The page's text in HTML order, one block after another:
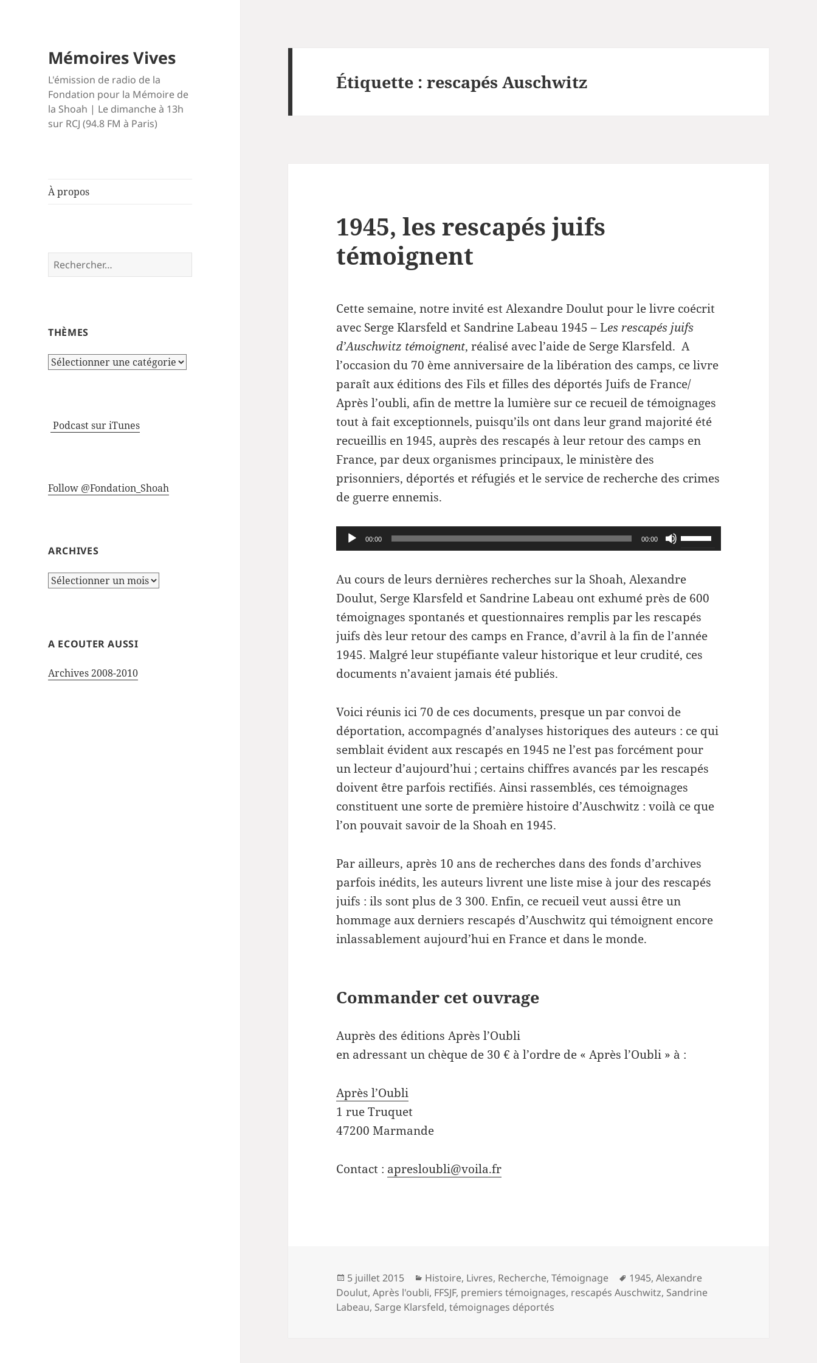
Mémoires Vives
L'émission de radio de la
Fondation pour la Mémoire de
la Shoah | Le dimanche à 13h
sur RCJ (94.8 FM à Paris)
À propos
Rechercher :
THÈMES
Thèmes
Podcast sur iTunes
Follow @Fondation_Shoah
ARCHIVES
Archives
A ECOUTER AUSSI
Archives 2008-2010
Étiquette :rescapés Auschwitz
1945, les rescapés juifs
témoignent
Cette semaine, notre invité est Alexandre Doulut pour le livre coécrit
avec Serge Klarsfeld et Sandrine Labeau 1945 – Les rescapés juifs
d’Auschwitz témoignent, réalisé avec l’aide de Serge Klarsfeld. A
l’occasion du 70 ème anniversaire de la libération des camps, ce livre
paraît aux éditions des Fils et filles des déportés Juifs de France/
Après l’oubli, afin de mettre la lumière sur ce recueil de témoignages
tout à fait exceptionnels, puisqu’ils ont dans leur grand majorité été
recueillis en 1945, auprès des rescapés à leur retour des camps en
France, par deux organismes principaux, le ministère des
prisonniers, déportés et réfugiés et le service de recherche des crimes
de guerre ennemis.
Lecteur
audio
00:00 00:00
Utilisez
les
haut/bas
pour
augmenter
Au cours de leurs dernières recherches sur la Shoah, Alexandre
Doulut, Serge Klarsfeld et Sandrine Labeau ont exhumé près de 600
témoignages spontanés et questionnaires remplis par les rescapés
juifs dès leur retour des camps en France, d’avril à la fin de l’année
1945. Malgré leur stupéfiante valeur historique et leur crudité, ces
documents n’avaient jamais été publiés.
Voici réunis ici 70 de ces documents, presque un par convoi de
déportation, accompagnés d’analyses historiques des auteurs : ce qui
semblait évident aux rescapés en 1945 ne l’est pas forcément pour
un lecteur d’aujourd’hui ; certains chiffres avancés par les rescapés
doivent être parfois rectifiés. Ainsi rassemblés, ces témoignages
constituent une sorte de première histoire d’Auschwitz : voilà ce que
l’on pouvait savoir de la Shoah en 1945.
Par ailleurs, après 10 ans de recherches dans des fonds d’archives
parfois inédits, les auteurs livrent une liste mise à jour des rescapés
juifs : ils sont plus de 3 300. Enfin, ce recueil veut aussi être un
hommage aux derniers rescapés d’Auschwitz qui témoignent encore
inlassablement aujourd’hui en France et dans le monde.
Commander cet ouvrage
Auprès des éditions Après l’Oubli
en adressant un chèque de 30 € à l’ordre de « Après l’Oubli » à :
Après l’Oubli
1 rue Truquet
47200 Marmande
Contact : apresloubli@voila.fr
Publié
le
5 juillet 2015 Catégories
Histoire, Livres, Recherche,Témoignage
Mots-
clés
1945,Alexandre
Doulut,Après l'oubli, FFSJF, premiers témoignages, rescapés Auschwitz, Sandrine
Labeau, Sarge Klarsfeld,témoignages déportés